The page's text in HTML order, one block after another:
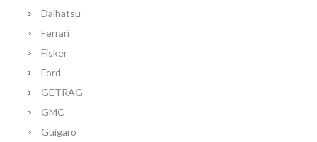
Daihatsu
Ferrari
Fisker
Ford
GETRAG
GMC
Guigaro